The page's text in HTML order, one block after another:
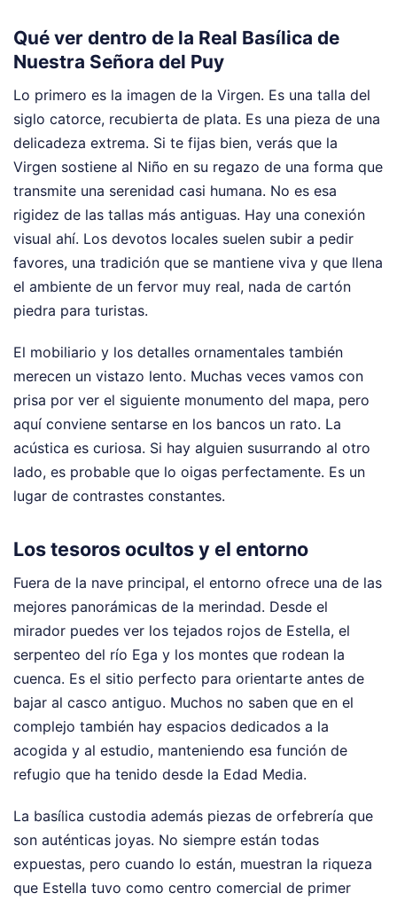
Qué ver dentro de la Real Basílica de
Nuestra Señora del Puy
Lo primero es la imagen de la Virgen. Es una talla del
siglo catorce, recubierta de plata. Es una pieza de una
delicadeza extrema. Si te fijas bien, verás que la
Virgen sostiene al Niño en su regazo de una forma que
transmite una serenidad casi humana. No es esa
rigidez de las tallas más antiguas. Hay una conexión
visual ahí. Los devotos locales suelen subir a pedir
favores, una tradición que se mantiene viva y que llena
el ambiente de un fervor muy real, nada de cartón
piedra para turistas.
El mobiliario y los detalles ornamentales también
merecen un vistazo lento. Muchas veces vamos con
prisa por ver el siguiente monumento del mapa, pero
aquí conviene sentarse en los bancos un rato. La
acústica es curiosa. Si hay alguien susurrando al otro
lado, es probable que lo oigas perfectamente. Es un
lugar de contrastes constantes.
Los tesoros ocultos y el entorno
Fuera de la nave principal, el entorno ofrece una de las
mejores panorámicas de la merindad. Desde el
mirador puedes ver los tejados rojos de Estella, el
serpenteo del río Ega y los montes que rodean la
cuenca. Es el sitio perfecto para orientarte antes de
bajar al casco antiguo. Muchos no saben que en el
complejo también hay espacios dedicados a la
acogida y al estudio, manteniendo esa función de
refugio que ha tenido desde la Edad Media.
La basílica custodia además piezas de orfebrería que
son auténticas joyas. No siempre están todas
expuestas, pero cuando lo están, muestran la riqueza
que Estella tuvo como centro comercial de primer